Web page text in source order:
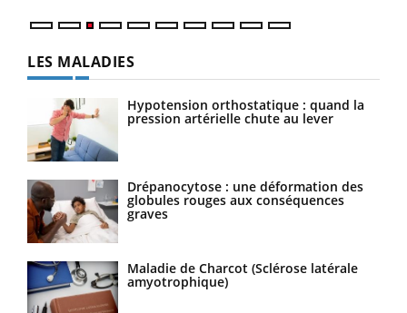
LES MALADIES
Hypotension orthostatique : quand la
pression artérielle chute au lever
Drépanocytose : une déformation des
globules rouges aux conséquences
graves
Maladie de Charcot (Sclérose latérale
amyotrophique)